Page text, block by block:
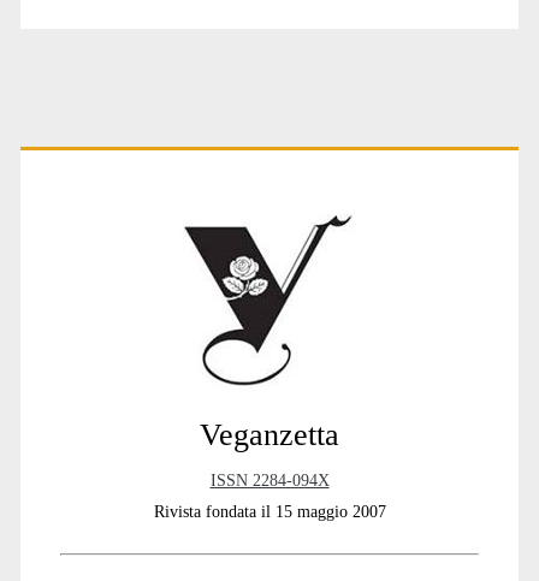
Primary
Veganzetta
ISSN 2284-094X
Rivista fondata il 15 maggio 2007